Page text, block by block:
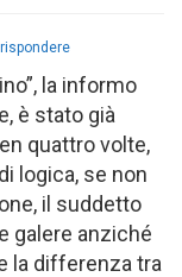
la informo
è stato già
quattro volte,
logica, se non
il suddetto
galere anziché
la differenza tra